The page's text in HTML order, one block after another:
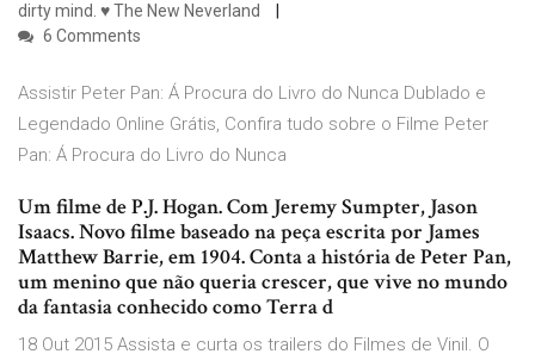
dirty mind. ♥ The New Neverland
6 Comments
Assistir Peter Pan: Á Procura do Livro do Nunca Dublado e
Legendado Online Grátis, Confira tudo sobre o Filme Peter
Pan: Á Procura do Livro do Nunca
Um filme de P.J. Hogan. Com Jeremy Sumpter, Jason
Isaacs. Novo filme baseado na peça escrita por James
Matthew Barrie, em 1904. Conta a história de Peter Pan,
um menino que não queria crescer, que vive no mundo
da fantasia conhecido como Terra d
18 Out 2015 Assista e curta os trailers do Filmes de Vinil. O